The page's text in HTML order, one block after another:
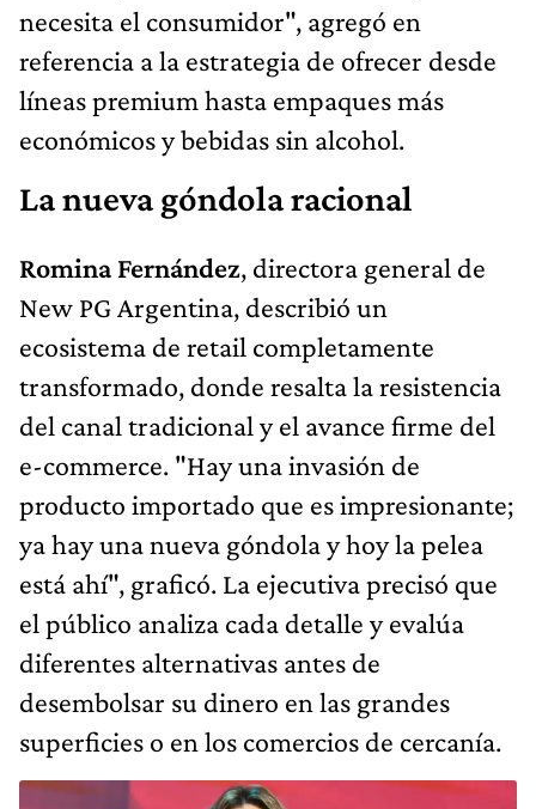
necesita el consumidor", agregó en
referencia a la estrategia de ofrecer desde
líneas premium hasta empaques más
económicos y bebidas sin alcohol.
La nueva góndola racional
Romina Fernández, directora general de
New PG Argentina, describió un
ecosistema de retail completamente
transformado, donde resalta la resistencia
del canal tradicional y el avance firme del
e-commerce. "Hay una invasión de
producto importado que es impresionante;
ya hay una nueva góndola y hoy la pelea
está ahí", graficó. La ejecutiva precisó que
el público analiza cada detalle y evalúa
diferentes alternativas antes de
desembolsar su dinero en las grandes
superficies o en los comercios de cercanía.